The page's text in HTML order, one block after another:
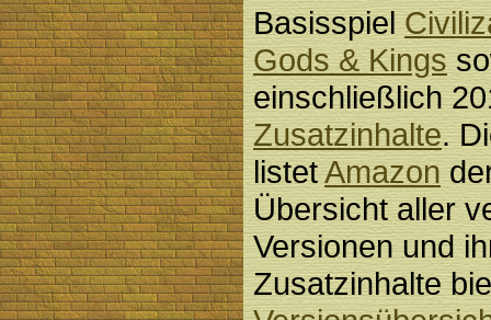
Basisspiel
Gods & Kings
einschließlich
Zusatzinhalte.
listetAmazon
Übersicht aller
Versionen und
Zusatzinhalte